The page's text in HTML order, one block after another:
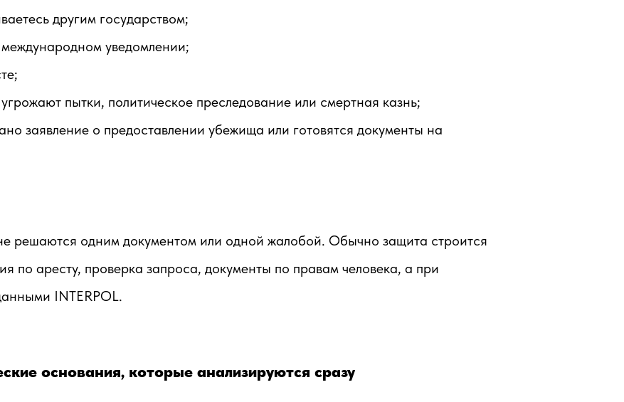
другим государством;
уведомлении;
пытки, политическое преследование или смертная казнь;
заявление о предоставлении убежища или готовятся документы на
решаются одним документом или одной жалобой. Обычно защита строится
по аресту, проверка запроса, документы по правам человека, а при
INTERPOL.
основания, которые анализируются сразу